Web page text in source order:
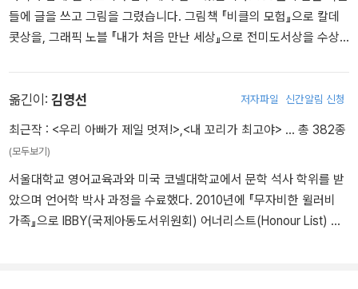
들에 글을 쓰고 그림을 그렸습니다. 그림책 『비클의 모험』으로 칼데
콧상을, 그래픽 노블 『내가 처음 만난 세상』으로 전미도서상을 수상
터이기도 합니다. 이렇듯 인간으로 열심히 살아왔건만, 최근 댄은 본
물론 어머니를 사랑하긴 하지만, 지금은 좀 섬뜩하게 보게 됩니다.
옮긴이: 김영선 저자파일 신간알림 신청
최근작 : <우리 아빠가 제일 멋져!> <내 꼬리가 최고야> … 총 382종
(모두보기)
서울대학교 영어교육과와 미국 코넬대학교에서 문학 석사 학위를 받
았으며 언어학 박사 과정을 수료했다. 2010년에 『무자비한 윌러비
가족』으로 IBBY(국제아동도서위원회) 어너리스트(Honour List) 번